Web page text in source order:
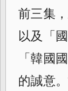
前三集
以及「
「韓國
的誠意